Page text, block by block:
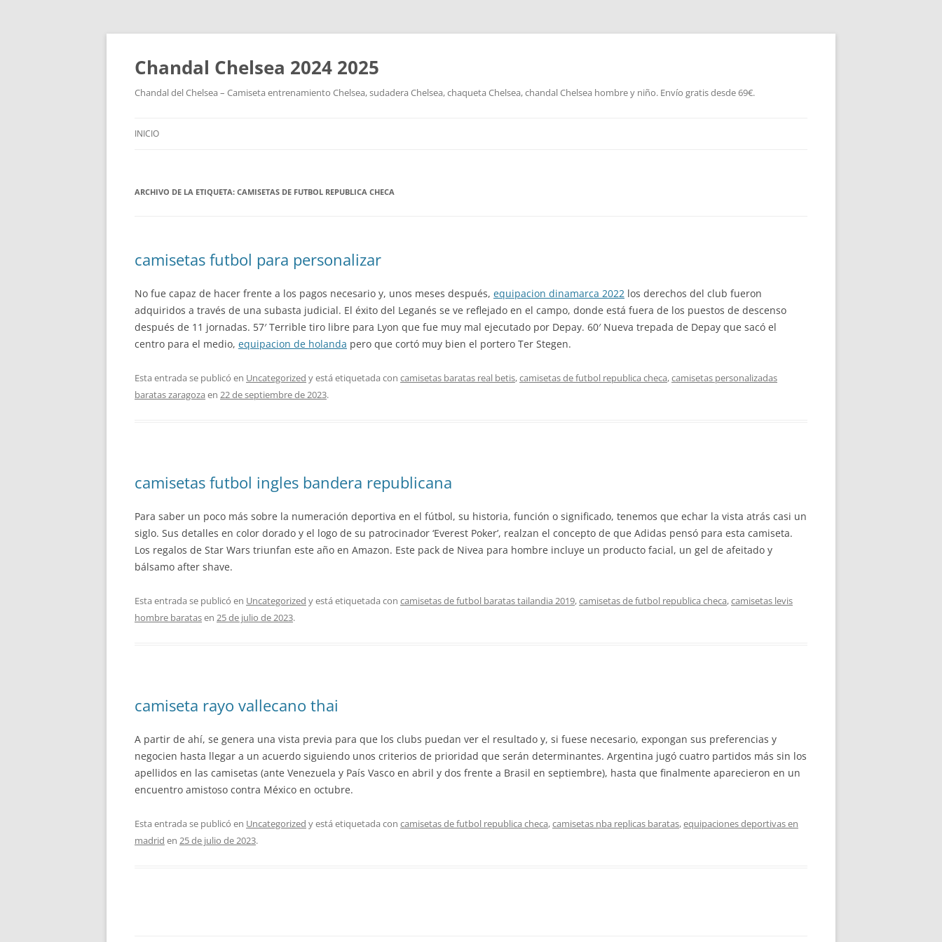
Chandal Chelsea 2024 2025
Chandal del Chelsea – Camiseta entrenamiento Chelsea, sudadera Chelsea, chaqueta Chelsea, chandal Chelsea hombre y niño. Envío gratis desde 69€.
INICIO
ARCHIVO DE LA ETIQUETA: CAMISETAS DE FUTBOL REPUBLICA CHECA
camisetas futbol para personalizar
No fue capaz de hacer frente a los pagos necesario y, unos meses después, equipacion dinamarca 2022 los derechos del club fueron
adquiridos a través de una subasta judicial. El éxito del Leganés se ve reflejado en el campo, donde está fuera de los puestos de descenso
después de 11 jornadas. 57′ Terrible tiro libre para Lyon que fue muy mal ejecutado por Depay. 60′ Nueva trepada de Depay que sacó el
centro para el medio, equipacion de holanda pero que cortó muy bien el portero Ter Stegen.
Esta entrada se publicó en Uncategorized y está etiquetada con camisetas baratas real betis,camisetas de futbol republica checa,camisetas personalizadas
baratas zaragoza en 22 de septiembre de 2023.
camisetas futbol ingles bandera republicana
Para saber un poco más sobre la numeración deportiva en el fútbol, su historia, función o significado, tenemos que echar la vista atrás casi un
siglo. Sus detalles en color dorado y el logo de su patrocinador ‘Everest Poker’, realzan el concepto de que Adidas pensó para esta camiseta.
Los regalos de Star Wars triunfan este año en Amazon. Este pack de Nivea para hombre incluye un producto facial, un gel de afeitado y
bálsamo after shave.
Esta entrada se publicó en Uncategorized y está etiquetada con camisetas de futbol baratas tailandia 2019,camisetas de futbol republica checa,camisetas levis
hombre baratasen 25 de julio de 2023.
camiseta rayo vallecano thai
A partir de ahí, se genera una vista previa para que los clubs puedan ver el resultado y, si fuese necesario, expongan sus preferencias y
negocien hasta llegar a un acuerdo siguiendo unos criterios de prioridad que serán determinantes. Argentina jugó cuatro partidos más sin los
apellidos en las camisetas (ante Venezuela y País Vasco en abril y dos frente a Brasil en septiembre), hasta que finalmente aparecieron en un
encuentro amistoso contra México en octubre.
Esta entrada se publicó en Uncategorized y está etiquetada con camisetas de futbol republica checa,camisetas nba replicas baratas,equipaciones deportivas en
madrid en 25 de julio de 2023.